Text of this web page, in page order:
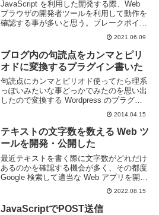
JavaScript を利用した開発する際、Web
ブラウザの開発者ツールを利用して動作を
確認する事が多いと思う。ブレークポイン
トを指定してステップ実行したり、Vue や
React 用のプラグインを入れればコンポー
ネントやモデルの状態を確...
2021.06.09
ブログ内の句読点をカンマとピリ
オドに変換するプラグイン書いた
句読点にカンマとピリオド使ってたら理系
っぽいみたいな事どっかでみたのを思い出
したので変換する Wordpress のプラグイ
ン書いた。単純に表示するときに本文の
「。」と「、」をそれぞれ「.」,「,」に変
換しているだけです。コードは以下の7
行...
2014.04.15
テキストの文字数を数える Web ツ
ールを開発・公開した
最近テキストを書く際に文字数がどれだけ
あるのかを確認する機会が多く、その都度
Google 検索して適当な Web アプリを開く
のが面倒になってきたので、自分で作るこ
とにした。で、開発したのが以下の「文字
数をカウントするツール」だ。ページ内...
2022.08.15
JavaScriptでPOST送信